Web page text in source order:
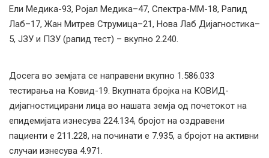
Ели Медика-93, Ројал Медика–47, Спектра-ММ-18, Рапид
Лаб–17, Жан Митрев Струмица–21, Нова Лаб Дијагностика–
5, ЈЗУ и ПЗУ (рапид тест) – вкупно 2.240.
Досега во земјата се направени вкупно 1.586.033
тестирања на Ковид-19. Вкупната бројка на КОВИД-
дијагностицирани лица во нашата земја од почетокот на
епидемијата изнесува 224.134, бројот на оздравени
пациенти е 211.228, на починати е 7.935, а бројот на активни
случаи изнесува 4.971.